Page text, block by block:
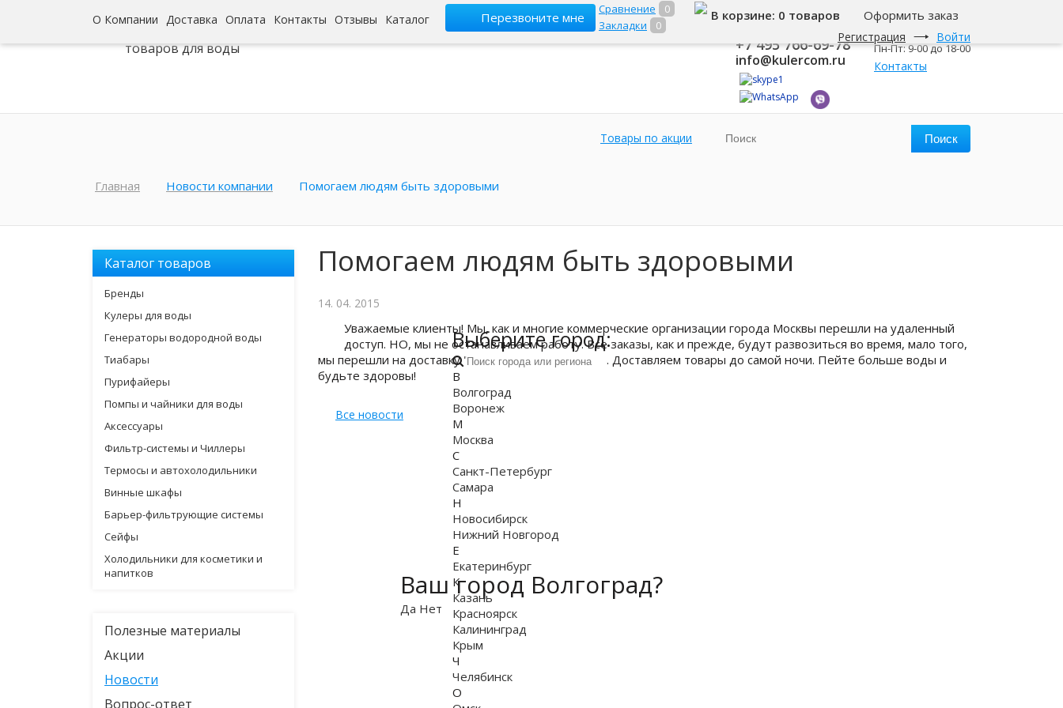
О Компании Доставка Оплата Контакты Отзывы Каталог Перезвоните мне
Сравнение
0
Закладки
0
Регистрация Войти
В корзине: 0 товаров Оформить заказ
Интернет-гипермаркет
товаров для воды
8 800 500-345-1
+7 495 766-69-78
info@kulercom.ru
Москва
Пн-Пт: 9-00 до 18-00
Контакты
Товары по акции
Главная Новости компании Помогаем людям быть здоровыми
Каталог товаров
Бренды
Кулеры для воды
Генераторы водородной воды
Тиабары
Пурифайеры
Помпы и чайники для воды
Аксессуары
Фильтр-системы и Чиллеры
Термосы и автохолодильники
Винные шкафы
Барьер-фильтрующие системы
Сейфы
Холодильники для косметики и
напитков
Полезные материалы
Акции
Новости
Вопрос-ответ
Помогаем людям быть здоровыми
14. 04. 2015
Уважаемые клиенты! Мы, как и многие коммерческие организации города Москвы перешли на удаленный
доступ. НО, мы не останавливаем работу. Все заказы, как и прежде, будут развозиться во время, мало того,
мы перешли на доставку "до последнего" клиента. Доставляем товары до самой ночи. Пейте больше воды и
будьте здоровы!
Все новости
Ваш город Волгоград?
Да Нет
Выберите город:
В
Волгоград
Воронеж
М
Москва
С
Санкт-Петербург
Самара
Н
Новосибирск
Нижний Новгород
Е
Екатеринбург
К
Казань
Красноярск
Калининград
Крым
Ч
Челябинск
О